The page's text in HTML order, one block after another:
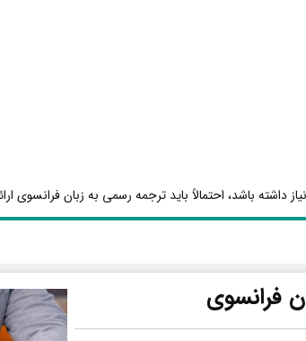
داشته باشد، احتمالاً باید ترجمه رسمی به زبان فرانسوی
فرانسوی